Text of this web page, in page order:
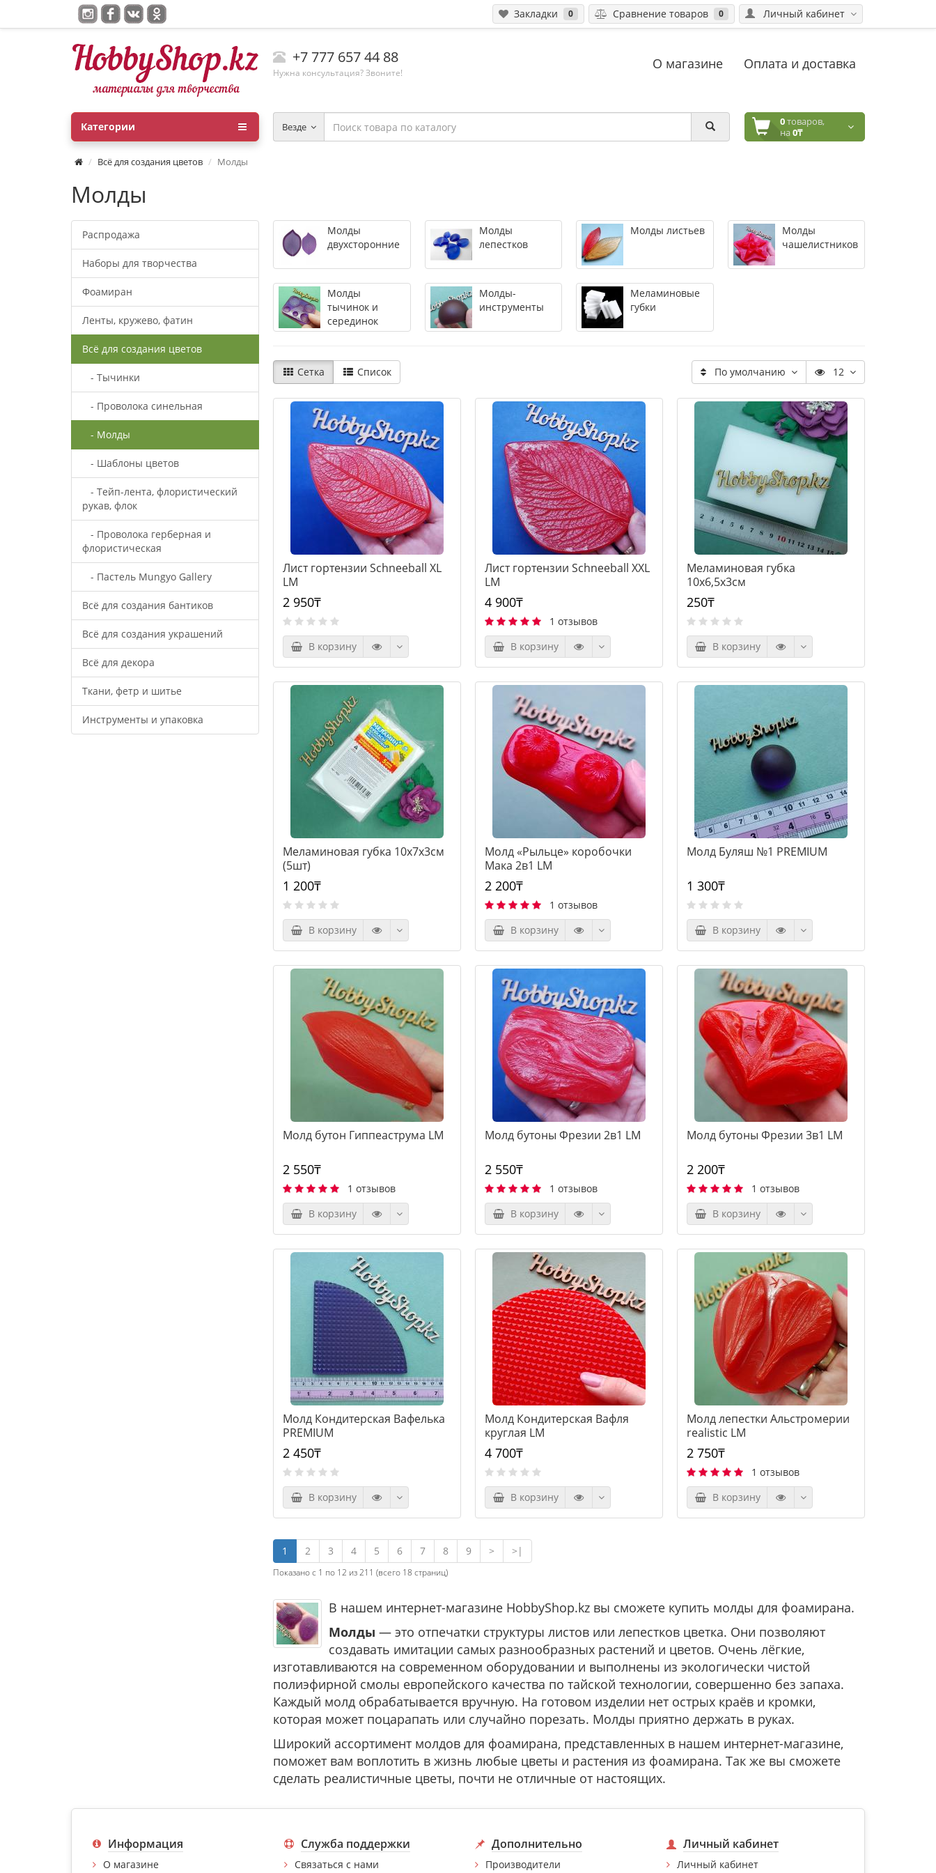
Закладки 0 Сравнение товаров 0 Личный кабинет
+7 777 657 44 88
Нужна консультация? Звоните!
О магазине Оплата и доставка
Везде 0товаров,
на0₸
Категории
Всё для создания цветов Молды
Молды
Распродажа
Наборы для творчества
Фоамиран
Ленты, кружево, фатин
Всё для создания цветов
- Тычинки
- Проволока синельная
- Молды
- Шаблоны цветов
- Тейп-лента, флористический
рукав, флок
- Проволока герберная и
флористическая
- Пастель Mungyo Gallery
Всё для создания бантиков
Всё для создания украшений
Всё для декора
Ткани, фетр и шитье
Инструменты и упаковка
Молды
двухсторонние
Молды
лепестков
Молды листьев
Молды
чашелистников
Молды
тычинок и
серединок
Молды-
инструменты
Меламиновые
губки
Сетка Список По умолчанию 12
Лист гортензии Schneeball XL
LM
2 950₸
В корзину
Лист гортензии Schneeball XXL
LM
4 900₸
1 отзывов
В корзину
Меламиновая губка
10х6,5х3см
250₸
В корзину
Меламиновая губка 10х7х3см
(5шт)
1 200₸
В корзину
Молд «Рыльце» коробочки
Мака 2в1 LM
2 200₸
1 отзывов
В корзину
Молд Буляш №1 PREMIUM
1 300₸
В корзину
Молд бутон Гиппеаструма LM
2 550₸
1 отзывов
В корзину
Молд бутоны Фрезии 2в1 LM
2 550₸
1 отзывов
В корзину
Молд бутоны Фрезии 3в1 LM
2 200₸
1 отзывов
В корзину
Молд Кондитерская Вафелька
PREMIUM
2 450₸
В корзину
Молд Кондитерская Вафля
круглая LM
4 700₸
В корзину
Молд лепестки Альстромерии
realistic LM
2 750₸
1 отзывов
В корзину
1 2 3 4 5 6 7 8 9 > >|
Показано с 1 по 12 из 211 (всего 18 страниц)
В нашем интернет-магазине HobbyShop.kz вы сможете купить молды для фоамирана.
Молды — это отпечатки структуры листов или лепестков цветка. Они позволяют
создавать имитации самых разнообразных растений и цветов. Очень лёгкие,
изготавливаются на современном оборудовании и выполнены из экологически чистой
полиэфирной смолы европейского качества по тайской технологии, совершенно без запаха.
Каждый молд обрабатывается вручную. На готовом изделии нет острых краёв и кромки,
которая может поцарапать или случайно порезать. Молды приятно держать в руках.
Широкий ассортимент молдов для фоамирана, представленных в нашем интернет-магазине,
поможет вам воплотить в жизнь любые цветы и растения из фоамирана. Так же вы сможете
сделать реалистичные цветы, почти не отличные от настоящих.
Информация
О магазине
Служба поддержки
Связаться с нами
Дополнительно
Производители
Личный кабинет
Личный кабинет